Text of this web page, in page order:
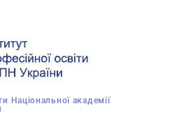
Національної академії